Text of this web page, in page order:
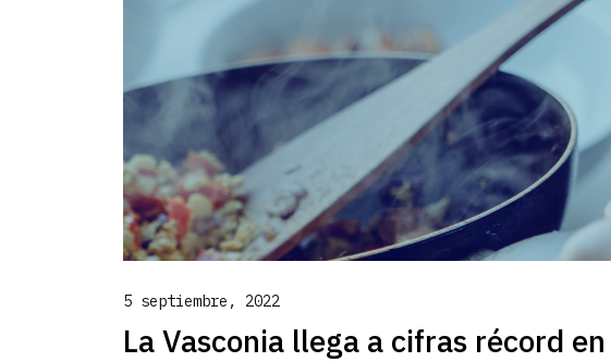
5 septiembre, 2022
La Vasconia llega a cifras récord en